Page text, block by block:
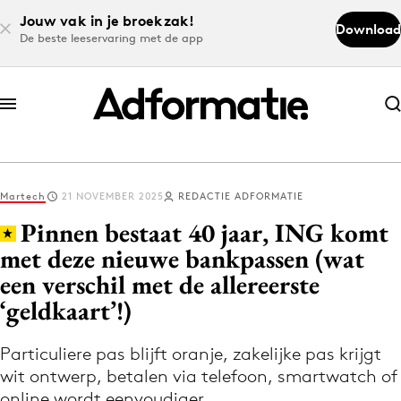
Jouw vak in je broekzak!
De beste leeservaring met de app
Download
Abonneer nu
Abonneer nu
Log in
Download de app
Volg het laatste nieuws via de Adformatie
Martech 21 NOVEMBER 2025 REDACTIE ADFORMATIE
Pinnen bestaat 40 jaar, ING komt
met deze nieuwe bankpassen (wat
een verschil met de allereerste
‘geldkaart’!)
Particuliere pas blijft oranje, zakelijke pas krijgt
wit ontwerp, betalen via telefoon, smartwatch of